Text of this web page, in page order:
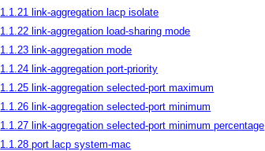
1.1.21 link-aggregation lacp isolate
1.1.22 link-aggregation load-sharing mode
1.1.23 link-aggregation mode
1.1.24 link-aggregation port-priority
1.1.25 link-aggregation selected-port maximum
1.1.26 link-aggregation selected-port minimum
1.1.27 link-aggregation selected-port minimum percentage
1.1.28 port lacp system-mac